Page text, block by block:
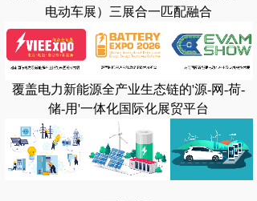
电动车展）三展合一匹配融合
覆盖电力新能源全产业生态链的'源-网-荷-
储-用'一体化国际化展贸平台